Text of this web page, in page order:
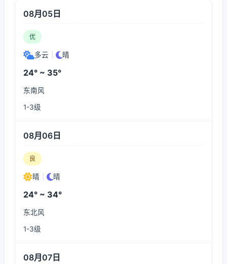
08月05日
优
多云 晴
24° ~ 35°
东南风
1-3级
08月06日
良
晴 晴
24° ~ 34°
东北风
1-3级
08月07日